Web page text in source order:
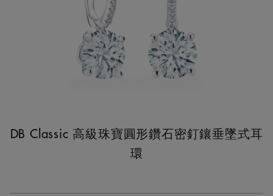
DB Classic 高級珠寶圓形鑽石密釘鑲垂墜式耳
環